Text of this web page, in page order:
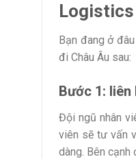
Logistics
Bạn đang ở
đi Châu Âu sau:
Bước 1:
Đội ngũ nhân
viên sẽ tư vấn
dàng. Bên